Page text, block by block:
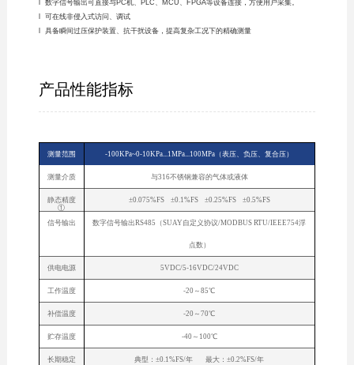
l 数字信号输出可直接与PC机、PLC、MCU、FPGA等设备连接，方便用户采集。
l 可在线非侵入式访问、调试
l 具备瞬间过压保护装置、抗干扰设备，提高复杂工况下的精确测量
产品性能指标
测量范围 -100KPa~0-10KPa...1MPa...100MPa（表压、负压、复合压）
测量介质 与316不锈钢兼容的气体或液体
静态精度
①
±0.075%FS ±0.1%FS ±0.25%FS ±0.5%FS
信号输出 数字信号输出RS485（SUAY自定义协议/MODBUS RTU/IEEE754浮
点数）
供电电源 5VDC/5-16VDC/24VDC
工作温度 -20～85℃
补偿温度 -20～70℃
贮存温度 -40～100℃
长期稳定 典型：±0.1%FS/年 最大：±0.2%FS/年